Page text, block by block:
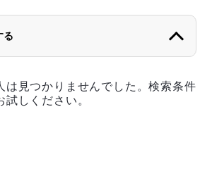
る
青森県
は見つかりませんでした。検索条件
しください。